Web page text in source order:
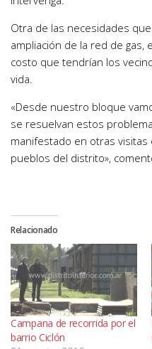
Otra de las necesidades
ampliación de la red de gas,
costo que tendrían los
vida.
«Desde nuestro bloque
se resuelvan estos
manifestado en otras
pueblos del distrito»,
Relacionado
Campana de recorrida por el
barrio Ciclón